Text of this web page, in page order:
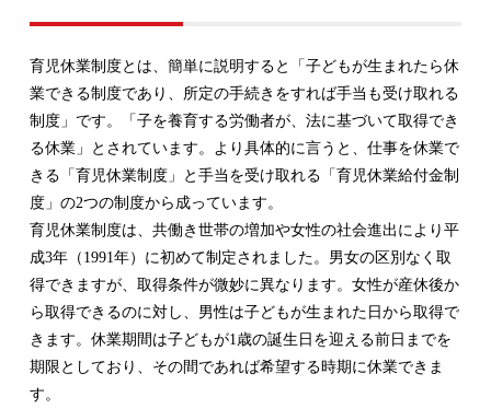
育児休業制度とは、簡単に説明すると「子どもが生まれたら休
業できる制度であり、所定の手続きをすれば手当も受け取れる
制度」です。「子を養育する労働者が、法に基づいて取得でき
る休業」とされています。より具体的に言うと、仕事を休業で
きる「育児休業制度」と手当を受け取れる「育児休業給付金制
度」の2つの制度から成っています。
育児休業制度は、共働き世帯の増加や女性の社会進出により平
成3年（1991年）に初めて制定されました。男女の区別なく取
得できますが、取得条件が微妙に異なります。女性が産休後か
ら取得できるのに対し、男性は子どもが生まれた日から取得で
きます。休業期間は子どもが1歳の誕生日を迎える前日までを
期限としており、その間であれば希望する時期に休業できま
す。